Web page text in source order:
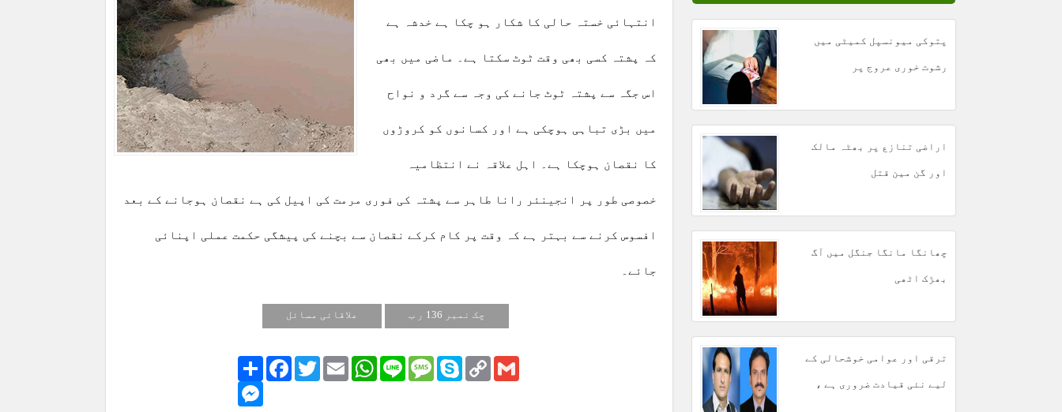
انتہائی خستہ حالی کا شکار ہو چکا ہے خدشہ ہے
کہ پشتہ کسی بھی وقت ٹوٹ سکتا ہے۔ ماضی میں بھی
اس جگہ سے پشتہ ٹوٹ جانے کی وجہ سے گرد و نواح
میں بڑی تباہی ہوچکی ہے اور کسانوں کو کروڑوں
کا نقصان ہوچکا ہے۔ اہل علاقہ نے انتظامیہ
خصوصی طور پر انجینئر رانا طاہر سے پشتہ کی فوری مرمت کی اپیل کی ہے نقصان ہوجانے کے بعد
افسوس کرنے سے بہتر ہے کہ وقت پر کام کرکے نقصان سے بچنے کی پیشگی حکمت عملی اپنائی
جائے۔
چک نمبر 136 ر ب علاقائی مسائل
ShareFacebook
TwitterEmailWhatsApp
Line Message
SkypeCopy
Link
Gmail
Messenger
پتوکی میونسپل کمیٹی میں
رشوت خوری عروج پر
اراضی تنازع پر بھٹہ مالک
اور گن مین قتل
چھانگا مانگا جنگل میں آگ
بھڑک اٹھی
ترقی اور عوامی خوشحالی کے
لیے نئی قیادت ضروری ہے ،